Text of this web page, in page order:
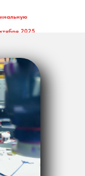
2025